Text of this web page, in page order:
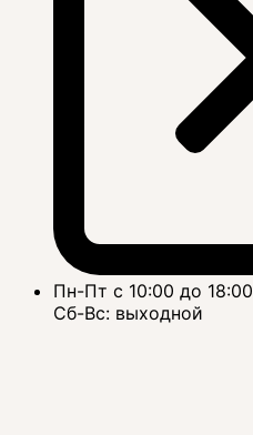
Пн-Пт с 10:00 до 18:00
Сб-Вс: выходной